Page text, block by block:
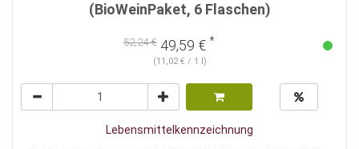
(BioWeinPaket, 6 Flaschen)
52,24 € 49,59 € *
(11,02 € / 1 l)
Lebensmittelkennzeichnung